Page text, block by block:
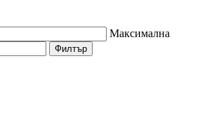
Максимална
Филтър